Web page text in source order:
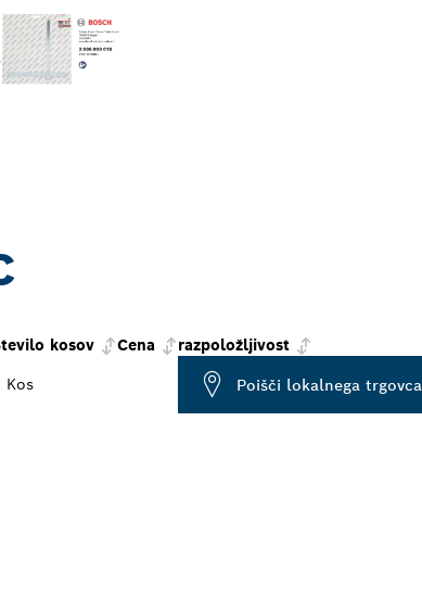
kosov Cena
razpoložljivost
Kos Poišči lokalnega trgovca